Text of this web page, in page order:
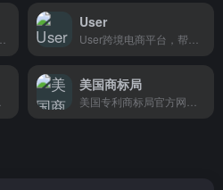
User
美国商标局